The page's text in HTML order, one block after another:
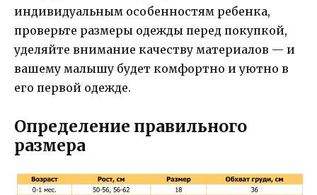
индивидуальным особенностям ребенка,
проверьте размеры одежды перед покупкой,
уделяйте внимание качеству материалов — и
вашему малышу будет комфортно и уютно в
его первой одежде.
Определение правильного
размера